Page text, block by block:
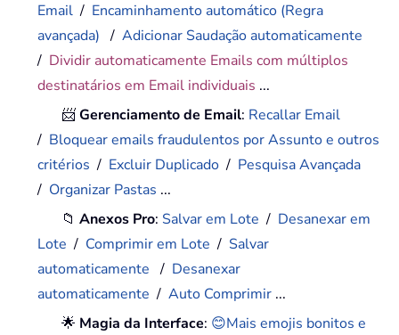
Email / Encaminhamento automático (Regra
avançada) /Adicionar Saudação automaticamente
/ Dividir automaticamente Emails com múltiplos
destinatários em Email individuais ...
📨Gerenciamento de Email: Recallar Email
/ Bloquear emails fraudulentos por Assunto e outros
critérios / Excluir Duplicado / Pesquisa Avançada
/ Organizar Pastas ...
📁Anexos Pro: Salvar em Lote / Desanexar em
Lote / Comprimir em Lote / Salvar
automaticamente / Desanexar
automaticamente /Auto Comprimir ...
🌟 Magia da Interface: 😊Mais emojis bonitos e